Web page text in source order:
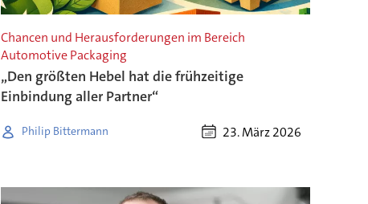
Chancen und Herausforderungen im Bereich
Automotive Packaging
„Den größten Hebel hat die frühzeitige
Einbindung aller Partner“
Philip Bittermann 23. März 2026